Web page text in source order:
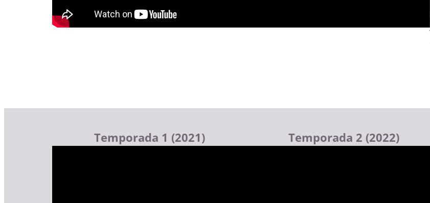
Temporada 1 (2021) Temporada 2 (2022)